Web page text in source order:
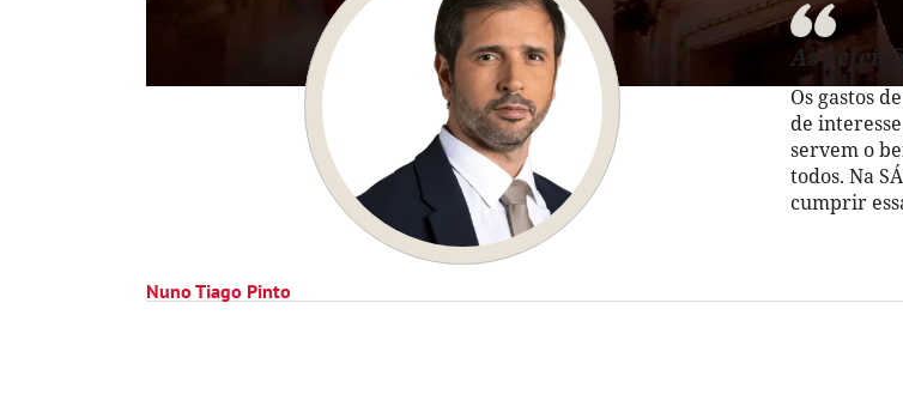
Nuno Tiago Pinto
As
Os gastos
de
servem o
todos. Na
cumprir